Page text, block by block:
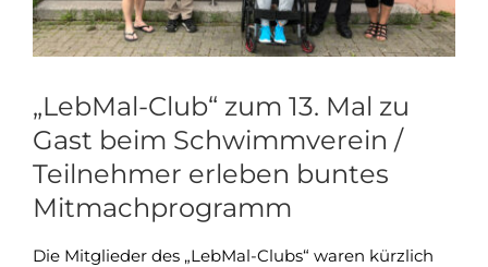
„LebMal-Club“ zum 13. Mal zu
Gast beim Schwimmverein /
Teilnehmer erleben buntes
Mitmachprogramm
Die Mitglieder des „LebMal-Clubs“ waren kürzlich